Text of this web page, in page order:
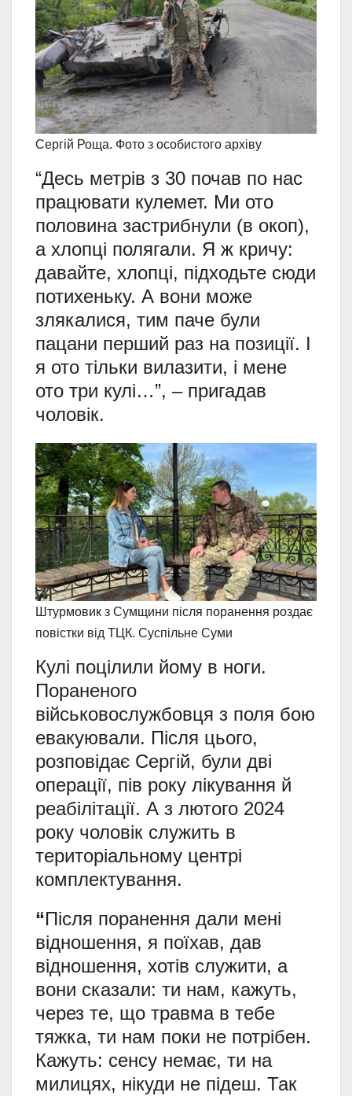
Сергій Роща. Фото з особистого архіву
“Десь метрів з 30 почав по нас
працювати кулемет. Ми ото
половина застрибнули (в окоп),
а хлопці полягали. Я ж кричу:
давайте, хлопці, підходьте сюди
потихеньку. А вони може
злякалися, тим паче були
пацани перший раз на позиції. І
я ото тільки вилазити, і мене
ото три кулі…”, – пригадав
чоловік.
Штурмовик з Сумщини після поранення роздає
повістки від ТЦК. Суспільне Суми
Кулі поцілили йому в ноги.
Пораненого
військовослужбовця з поля бою
евакуювали. Після цього,
розповідає Сергій, були дві
операції, пів року лікування й
реабілітації. А з лютого 2024
року чоловік служить в
територіальному центрі
комплектування.
“Після поранення дали мені
відношення, я поїхав, дав
відношення, хотів служити, а
вони сказали: ти нам, кажуть,
через те, що травма в тебе
тяжка, ти нам поки не потрібен.
Кажуть: сенсу немає, ти на
милицях, нікуди не підеш. Так